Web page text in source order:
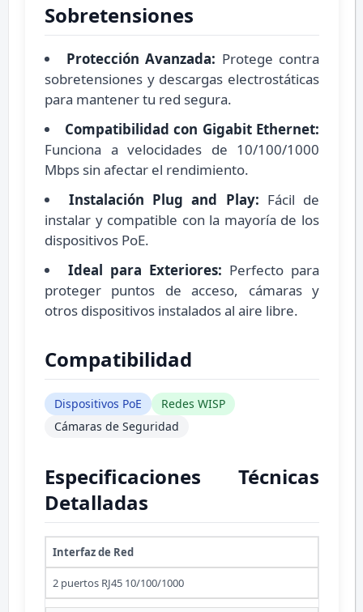
Sobretensiones
Protección Avanzada: Protege contra
sobretensiones y descargas electrostáticas
para mantener tu red segura.
Compatibilidad con Gigabit Ethernet:
Funciona a velocidades de 10/100/1000
Mbps sin afectar el rendimiento.
Instalación Plug and Play: Fácil de
instalar y compatible con la mayoría de los
dispositivos PoE.
Ideal para Exteriores: Perfecto para
proteger puntos de acceso, cámaras y
otros dispositivos instalados al aire libre.
Compatibilidad
Dispositivos PoE
Redes WISP
Cámaras de Seguridad
Especificaciones Técnicas
Detalladas
Interfaz de Red
2 puertos RJ45 10/100/1000